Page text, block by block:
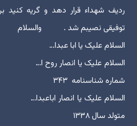
ردیف شهداء قرار دهد و گریه کنید
توفیقی نصیبم شد . والسلام
السلام علیک یا ابا عبدا…
السلام علیک یا انصار روح
شماره شناسنامه ۳۴۳
السلام علیک یا انصار
متولد سال ۱۳۳۸